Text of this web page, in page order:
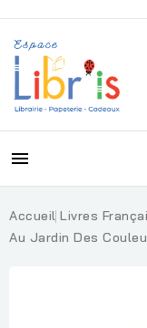

Accueil Livres
Au Jardin Des